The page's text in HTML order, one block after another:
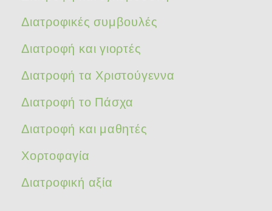
Διατροφικές συμβουλές
Διατροφή και γιορτές
Διατροφή τα Χριστούγεννα
Διατροφή το Πάσχα
Διατροφή και μαθητές
Χορτοφαγία
Διατροφική αξία